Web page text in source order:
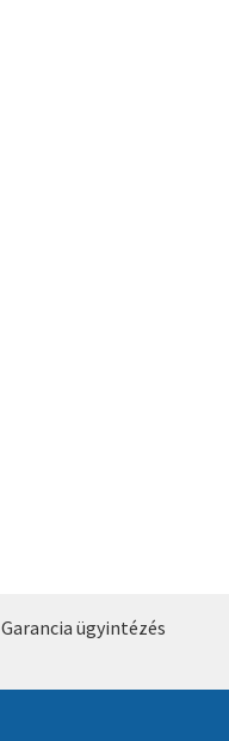
Garancia ügyintézés